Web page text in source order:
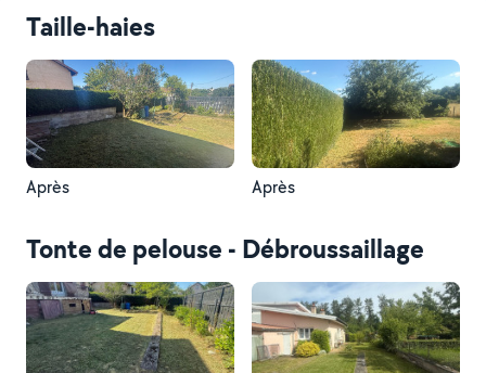
Taille-haies
Après Après
Tonte de pelouse - Débroussaillage